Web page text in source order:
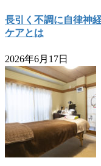
長引く不調に自律神
ケアとは
2026年6月17日